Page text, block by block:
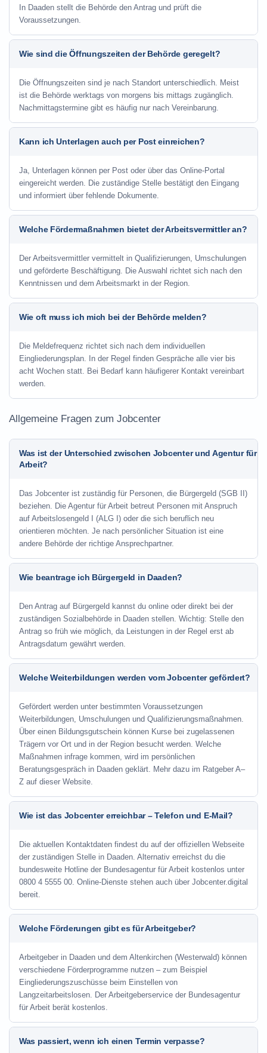
In Daaden stellt die Behörde den Antrag und prüft die
Voraussetzungen.
Wie sind die Öffnungszeiten der Behörde geregelt?
Die Öffnungszeiten sind je nach Standort unterschiedlich. Meist
ist die Behörde werktags von morgens bis mittags zugänglich.
Nachmittagstermine gibt es häufig nur nach Vereinbarung.
Kann ich Unterlagen auch per Post einreichen?
Ja, Unterlagen können per Post oder über das Online-Portal
eingereicht werden. Die zuständige Stelle bestätigt den Eingang
und informiert über fehlende Dokumente.
Welche Fördermaßnahmen bietet der Arbeitsvermittler an?
Der Arbeitsvermittler vermittelt in Qualifizierungen, Umschulungen
und geförderte Beschäftigung. Die Auswahl richtet sich nach den
Kenntnissen und dem Arbeitsmarkt in der Region.
Wie oft muss ich mich bei der Behörde melden?
Die Meldefrequenz richtet sich nach dem individuellen
Eingliederungsplan. In der Regel finden Gespräche alle vier bis
acht Wochen statt. Bei Bedarf kann häufigerer Kontakt vereinbart
werden.
Allgemeine Fragen zum Jobcenter
Was ist der Unterschied zwischen Jobcenter und Agentur für
Arbeit?
Das Jobcenter ist zuständig für Personen, die Bürgergeld (SGB II)
beziehen. Die Agentur für Arbeit betreut Personen mit Anspruch
auf Arbeitslosengeld I (ALG I) oder die sich beruflich neu
orientieren möchten. Je nach persönlicher Situation ist eine
andere Behörde der richtige Ansprechpartner.
Wie beantrage ich Bürgergeld in Daaden?
Den Antrag auf Bürgergeld kannst du online oder direkt bei der
zuständigen Sozialbehörde in Daaden stellen. Wichtig: Stelle den
Antrag so früh wie möglich, da Leistungen in der Regel erst ab
Antragsdatum gewährt werden.
Welche Weiterbildungen werden vom Jobcenter gefördert?
Gefördert werden unter bestimmten Voraussetzungen
Weiterbildungen, Umschulungen und Qualifizierungsmaßnahmen.
Über einen Bildungsgutschein können Kurse bei zugelassenen
Trägern vor Ort und in der Region besucht werden. Welche
Maßnahmen infrage kommen, wird im persönlichen
Beratungsgespräch in Daaden geklärt. Mehr dazu im Ratgeber A–
Z auf dieser Website.
Wie ist das Jobcenter erreichbar – Telefon und E-Mail?
Die aktuellen Kontaktdaten findest du auf der offiziellen Webseite
der zuständigen Stelle in Daaden. Alternativ erreichst du die
bundesweite Hotline der Bundesagentur für Arbeit kostenlos unter
0800 4 5555 00. Online-Dienste stehen auch über Jobcenter.digital
bereit.
Welche Förderungen gibt es für Arbeitgeber?
Arbeitgeber in Daaden und dem Altenkirchen (Westerwald) können
verschiedene Förderprogramme nutzen – zum Beispiel
Eingliederungszuschüsse beim Einstellen von
Langzeitarbeitslosen. Der Arbeitgeberservice der Bundesagentur
für Arbeit berät kostenlos.
Was passiert, wenn ich einen Termin verpasse?